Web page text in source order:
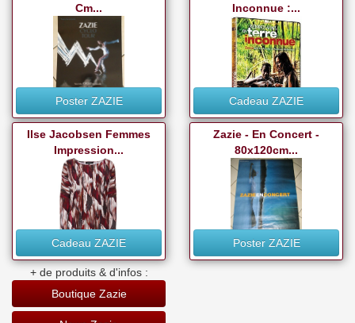
Cm...
Poster ZAZIE
Inconnue :...
Cadeau ZAZIE
Ilse Jacobsen Femmes
Impression...
Cadeau ZAZIE
Zazie - En Concert -
80x120cm...
Poster ZAZIE
+ de produits & d'infos :
Boutique Zazie